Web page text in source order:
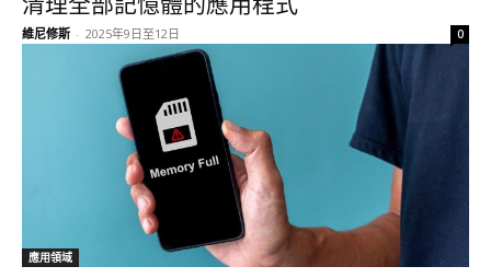
維尼修斯 - 2025年9日至12日 0
應用領域